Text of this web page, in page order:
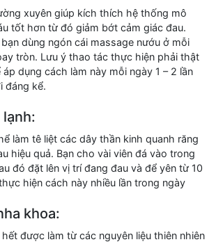
xuyên giúp kích thích hệ thống mô
tốt hơn từ đó giảm bớt cảm giác đau.
dùng ngón cái massage nướu ở mỗi
tròn. Lưu ý thao tác thực hiện phải thật
dụng cách làm này mỗi ngày 1 – 2 lần
đáng kể.
làm tê liệt các dây thần kinh quanh răng
hiệu quả. Bạn cho vài viên đá vào trong
đó đặt lên vị trí đang đau và để yên từ 10
hiện cách này nhiều lần trong ngày
khoa:
được làm từ các nguyên liệu thiên nhiên